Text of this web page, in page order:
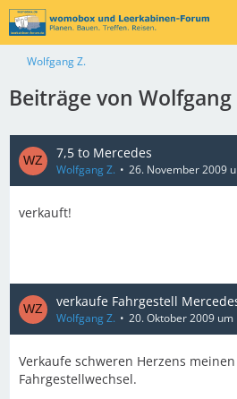
Wolfgang Z.
Beiträge von Wolfgang
7,5 to Mercedes
Wolfgang Z. 26. November 2009
verkauft!
verkaufe Fahrgestell
Wolfgang Z. 20. Oktober 2009 um
Verkaufe schweren Herzens
Fahrgestellwechsel.